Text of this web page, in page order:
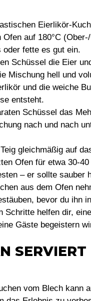
Eierlikör-
Ofen auf 180°C
oder fette es gut ein.
Schüssel die Eier
Mischung hell und
und die weiche
entsteht.
Schüssel das
nach und nach
gleichmäßig auf
Ofen für etwa 30-
– er sollte sauber
aus dem Ofen
bevor du ihn
Schritte helfen dir,
Gäste begeistern
SERVIERT
vom Blech kann